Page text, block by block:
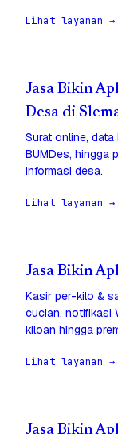
Lihat layanan →
Jasa Bikin
Desa di
Surat online,
BUMDes, hingga
informasi desa.
Lihat layanan →
Jasa Bikin
Kasir per-kilo &
cucian, notifikasi
kiloan hingga
Lihat layanan →
Jasa Bikin